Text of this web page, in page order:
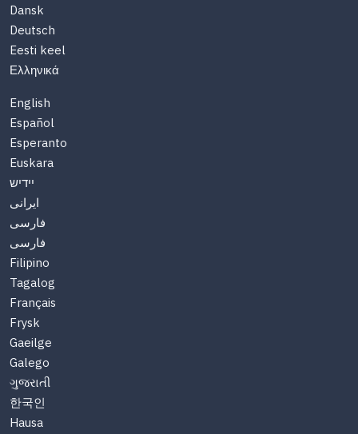
Dansk
Deutsch
Eesti keel
Ελληνικά
English
Español
Esperanto
Euskara
יידיש
ایرانی
فارسی
فارسی
Filipino
Tagalog
Français
Frysk
Gaeilge
Galego
ગુજરાતી
한국인
Hausa